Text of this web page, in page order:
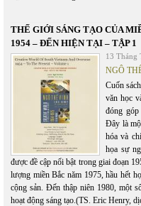
THẾ GIỚI SÁNG TẠO CỦA
1954 – ĐẾN HIỆN TẠI – TẬP 1
13 Tháng
NGÔ
Cuốn
văn học
đóng
Đây là
hóa và
họa sự
được đề cập nổi bật trong giai đoạn
lượng miền Bắc năm 1975, hầu hết
cộng sản. Đến thập niên 1980, một
hoạt động sáng tạo.(TS. Eric Henry,